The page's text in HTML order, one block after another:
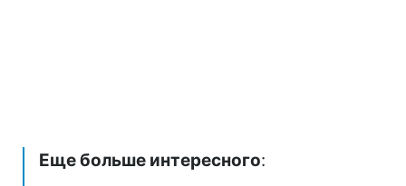
Еще больше интересного: